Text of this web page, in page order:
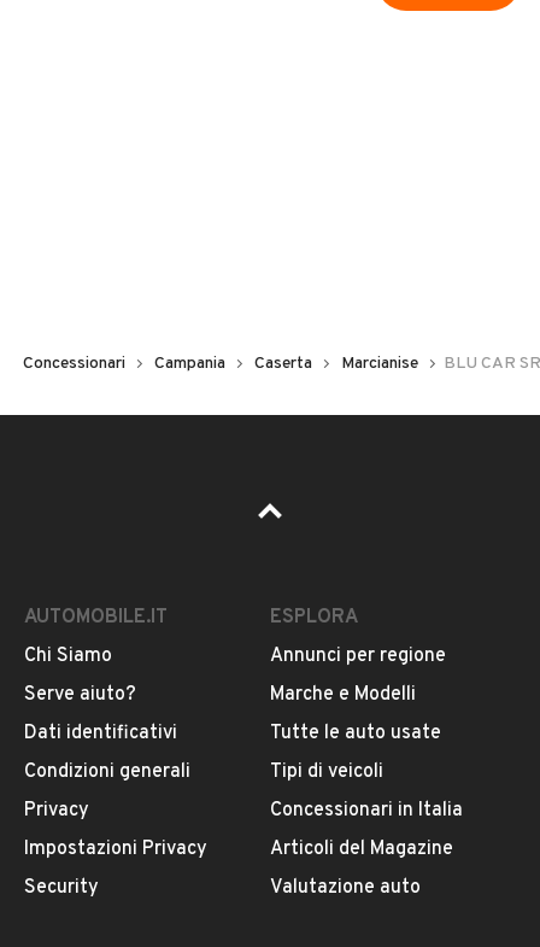
Concessionari Campania Caserta Marcianise BLU CAR
AUTOMOBILE.IT
Chi Siamo
Serve aiuto?
Dati identificativi
Condizioni generali
Privacy
Impostazioni Privacy
Security
ESPLORA
Annunci per regione
Marche e Modelli
Tutte le auto usate
Tipi di veicoli
Concessionari in Italia
Articoli del Magazine
Valutazione auto